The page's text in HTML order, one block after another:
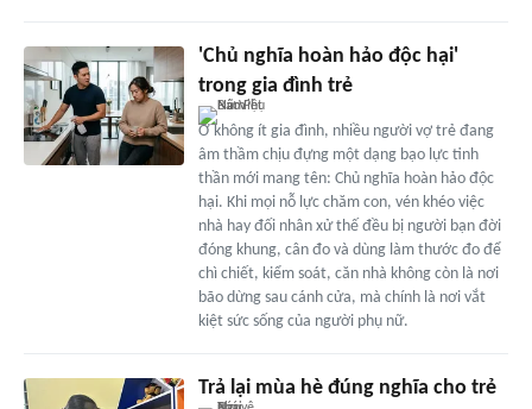
'Chủ nghĩa hoàn hảo độc hại'
trong gia đình trẻ
Ở không ít gia đình, nhiều người vợ trẻ đang
âm thầm chịu đựng một dạng bạo lực tinh
thần mới mang tên: Chủ nghĩa hoàn hảo độc
hại. Khi mọi nỗ lực chăm con, vén khéo việc
nhà hay đối nhân xử thế đều bị người bạn đời
đóng khung, cân đo và dùng làm thước đo để
chì chiết, kiểm soát, căn nhà không còn là nơi
bão dừng sau cánh cửa, mà chính là nơi vắt
kiệt sức sống của người phụ nữ.
Trả lại mùa hè đúng nghĩa cho trẻ